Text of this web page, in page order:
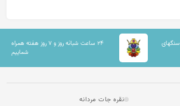
۲۴ ساعت شبانه روز و ۷ روز هفته همراه
شماییم
نقره جات مردانه